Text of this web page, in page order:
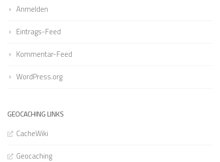
Anmelden
Eintrags-Feed
Kommentar-Feed
WordPress.org
GEOCACHING LINKS
CacheWiki
Geocaching